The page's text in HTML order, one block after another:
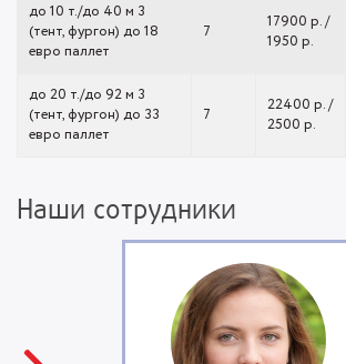
до 10 т./до 40 м 3
(тент, фургон) до 18
евро паллет
7
17900 р. /
1950 р.
до 20 т./до 92 м 3
(тент, фургон) до 33
евро паллет
7
22400 р. /
2500 р.
Наши сотрудники